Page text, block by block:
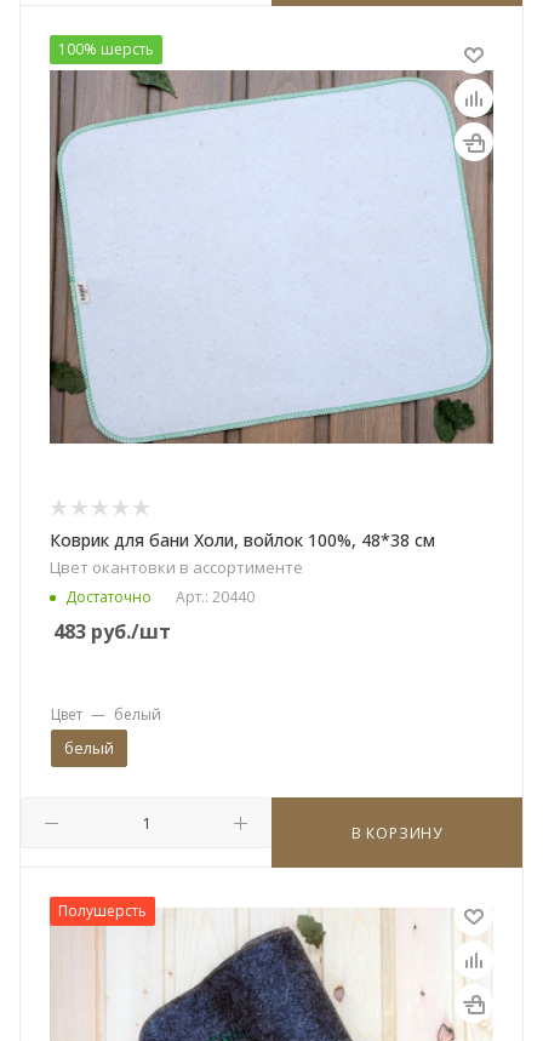
100% шерсть
Коврик для бани Холи, войлок 100%, 48*38 см
Цвет окантовки в ассортименте
Достаточно Арт.: 20440
483 руб./шт
В КОРЗИНУ
Цвет — белый
белый
Полушерсть